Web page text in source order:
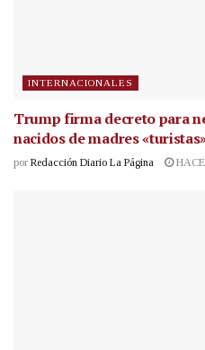
INTERNACIONALES
Trump firma decreto para
nacidos de madres
por Redacción Diario La Página